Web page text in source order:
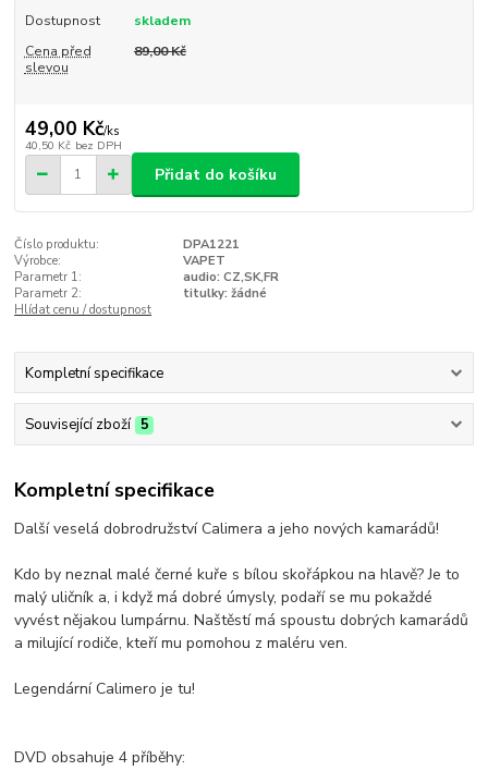
Dostupnost
skladem
Cena před
slevou
89,00 Kč
49,00 Kč/ks
40,50 Kč bez DPH
Přidat do košíku
Číslo produktu:
DPA1221
Výrobce:
VAPET
Parametr 1:
audio: CZ,SK,FR
Parametr 2:
titulky: žádné
Hlídat cenu / dostupnost
Kompletní specifikace
Související zboží 5
Kompletní specifikace
Další veselá dobrodružství Calimera a jeho nových kamarádů!
Kdo by neznal malé černé kuře s bílou skořápkou na hlavě? Je to
malý uličník a, i když má dobré úmysly, podaří se mu pokaždé
vyvést nějakou lumpárnu. Naštěstí má spoustu dobrých kamarádů
a milující rodiče, kteří mu pomohou z maléru ven.
Legendární Calimero je tu!
DVD obsahuje 4 příběhy: